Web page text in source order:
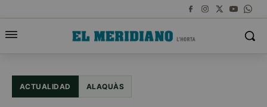
ACTUALIDAD ALAQUÀS